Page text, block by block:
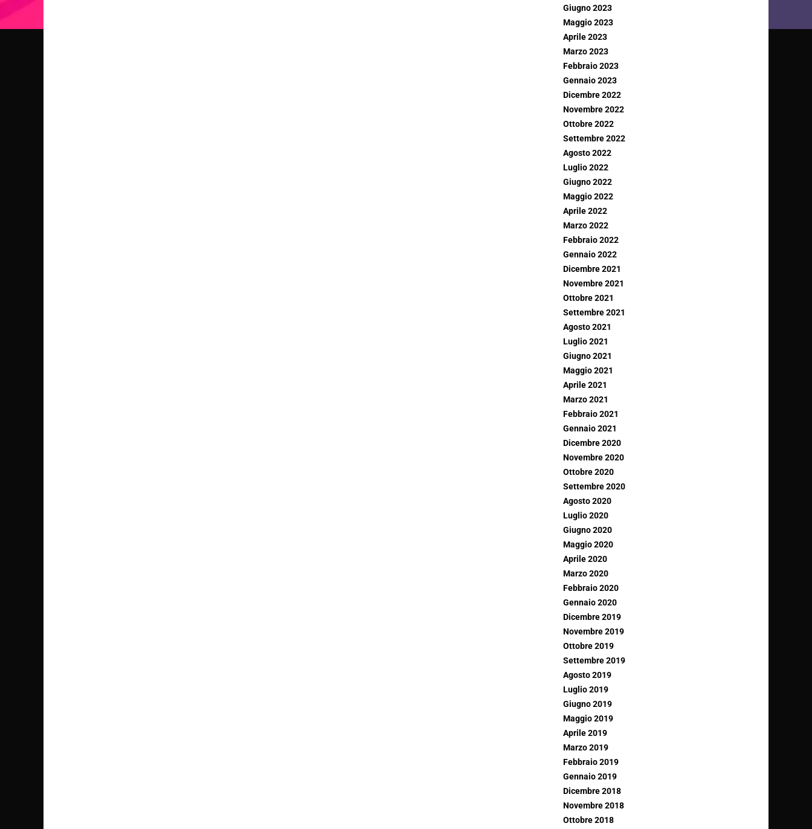
Giugno 2023
Maggio 2023
Aprile 2023
Marzo 2023
Febbraio 2023
Gennaio 2023
Dicembre 2022
Novembre 2022
Ottobre 2022
Settembre 2022
Agosto 2022
Luglio 2022
Giugno 2022
Maggio 2022
Aprile 2022
Marzo 2022
Febbraio 2022
Gennaio 2022
Dicembre 2021
Novembre 2021
Ottobre 2021
Settembre 2021
Agosto 2021
Luglio 2021
Giugno 2021
Maggio 2021
Aprile 2021
Marzo 2021
Febbraio 2021
Gennaio 2021
Dicembre 2020
Novembre 2020
Ottobre 2020
Settembre 2020
Agosto 2020
Luglio 2020
Giugno 2020
Maggio 2020
Aprile 2020
Marzo 2020
Febbraio 2020
Gennaio 2020
Dicembre 2019
Novembre 2019
Ottobre 2019
Settembre 2019
Agosto 2019
Luglio 2019
Giugno 2019
Maggio 2019
Aprile 2019
Marzo 2019
Febbraio 2019
Gennaio 2019
Dicembre 2018
Novembre 2018
Ottobre 2018